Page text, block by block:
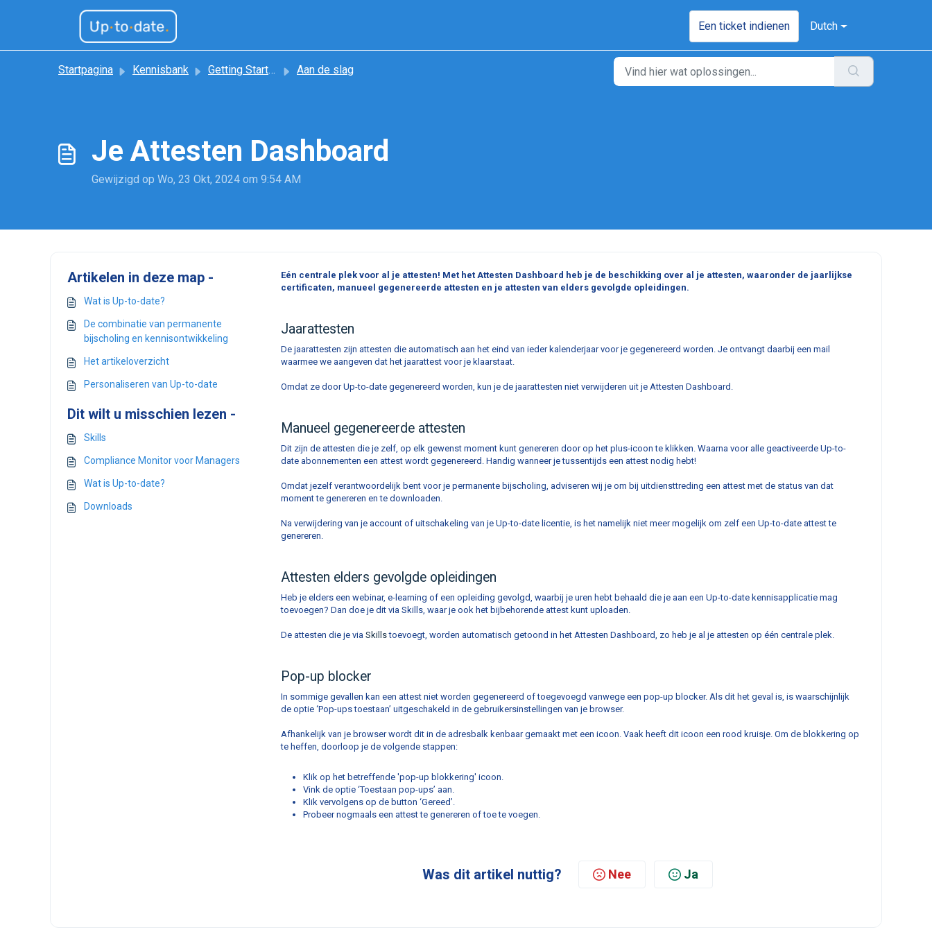
Een ticket indienen
Dutch
Startpagina Kennisbank Getting Started Aan de slag
Je Attesten Dashboard
Gewijzigd op Wo, 23 Okt, 2024 om 9:54 AM
Artikelen in deze map -
Wat is Up-to-date?
De combinatie van permanente
bijscholing en kennisontwikkeling
Het artikeloverzicht
Personaliseren van Up-to-date
Dit wilt u misschien lezen -
Skills
Compliance Monitor voor Managers
Wat is Up-to-date?
Downloads
Eén centrale plek voor al je attesten! Met het Attesten Dashboard heb je de beschikking over al je attesten, waaronder de jaarlijkse
certificaten, manueel gegenereerde attesten en je attesten van elders gevolgde opleidingen.
Jaarattesten
De jaarattesten zijn attesten die automatisch aan het eind van ieder kalenderjaar voor je gegenereerd worden. Je ontvangt daarbij een mail
waarmee we aangeven dat het jaarattest voor je klaarstaat.
Omdat ze door Up-to-date gegenereerd worden, kun je de jaarattesten niet verwijderen uit je Attesten Dashboard.
Manueel gegenereerde attesten
Dit zijn de attesten die je zelf, op elk gewenst moment kunt genereren door op het plus-icoon te klikken. Waarna voor alle geactiveerde Up-to-
date abonnementen een attest wordt gegenereerd. Handig wanneer je tussentijds een attest nodig hebt!
Omdat jezelf verantwoordelijk bent voor je permanente bijscholing, adviseren wij je om bij uitdiensttreding een attest met de status van dat
moment te genereren en te downloaden.
Na verwijdering van je account of uitschakeling van je Up-to-date licentie, is het namelijk niet meer mogelijk om zelf een Up-to-date attest te
genereren.
Attesten elders gevolgde opleidingen
Heb je elders een webinar, e-learning of een opleiding gevolgd, waarbij je uren hebt behaald die je aan een Up-to-date kennisapplicatie mag
toevoegen? Dan doe je dit via Skills, waar je ook het bijbehorende attest kunt uploaden.
De attesten die je via Skillstoevoegt, worden automatisch getoond in het Attesten Dashboard, zo heb je al je attesten op één centrale plek.
Pop-up blocker
In sommige gevallen kan een attest niet worden gegenereerd of toegevoegd vanwege een pop-up blocker. Als dit het geval is, is waarschijnlijk
de optie ‘Pop-ups toestaan’ uitgeschakeld in de gebruikersinstellingen van je browser.
Afhankelijk van je browser wordt dit in de adresbalk kenbaar gemaakt met een icoon. Vaak heeft dit icoon een rood kruisje. Om de blokkering op
te heffen, doorloop je de volgende stappen:
Klik op het betreffende 'pop-up blokkering' icoon.
Vink de optie ‘Toestaan pop-ups’ aan.
Klik vervolgens op de button ‘Gereed’.
Probeer nogmaals een attest te genereren of toe te voegen.
Was dit artikel nuttig? Nee Ja